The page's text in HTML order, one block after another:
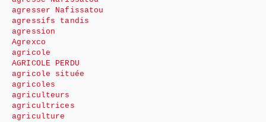
agresser Nafissatou
agressifs tandis
agression
Agrexco
agricole
AGRICOLE PERDU
agricole située
agricoles
agriculteurs
agricultrices
agriculture